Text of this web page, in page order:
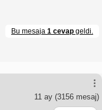
Bu mesaja 1 cevap geldi.
11 ay (3156 mesaj)